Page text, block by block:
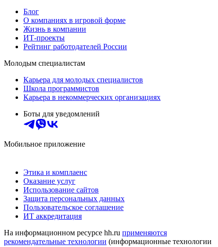
Блог
О компаниях в игровой форме
Жизнь в компании
ИТ-проекты
Рейтинг работодателей России
Молодым специалистам
Карьера для молодых специалистов
Школа программистов
Карьера в некоммерческих организациях
Боты для уведомлений
Мобильное приложение
Этика и комплаенс
Оказание услуг
Использование сайтов
Защита персональных данных
Пользовательское соглашение
ИТ аккредитация
На информационном ресурсе hh.ru применяются
рекомендательные технологии (информационные технологии